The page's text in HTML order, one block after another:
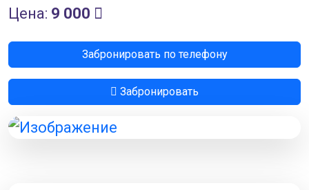
Цена: 9 000
Забронировать по телефону
Забронировать